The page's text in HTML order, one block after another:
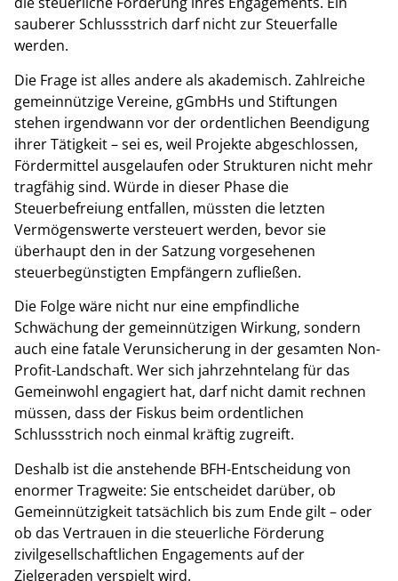
sauberer Schlussstrich darf nicht zur Steuerfalle
werden.
Die Frage ist alles andere als akademisch. Zahlreiche
gemeinnützige Vereine, gGmbHs und Stiftungen
stehen irgendwann vor der ordentlichen Beendigung
ihrer Tätigkeit – sei es, weil Projekte abgeschlossen,
Fördermittel ausgelaufen oder Strukturen nicht mehr
tragfähig sind. Würde in dieser Phase die
Steuerbefreiung entfallen, müssten die letzten
Vermögenswerte versteuert werden, bevor sie
überhaupt den in der Satzung vorgesehenen
steuerbegünstigten Empfängern zufließen.
Die Folge wäre nicht nur eine empfindliche
Schwächung der gemeinnützigen Wirkung, sondern
auch eine fatale Verunsicherung in der gesamten Non-
Profit-Landschaft. Wer sich jahrzehntelang für das
Gemeinwohl engagiert hat, darf nicht damit rechnen
müssen, dass der Fiskus beim ordentlichen
Schlussstrich noch einmal kräftig zugreift.
Deshalb ist die anstehende BFH-Entscheidung von
enormer Tragweite: Sie entscheidet darüber, ob
Gemeinnützigkeit tatsächlich bis zum Ende gilt – oder
ob das Vertrauen in die steuerliche Förderung
zivilgesellschaftlichen Engagements auf der
Zielgeraden verspielt wird.